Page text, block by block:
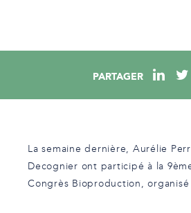
PARTAGER
La semaine dernière, Aurélie
Decognier ont participé à la
Congrès Bioproduction,